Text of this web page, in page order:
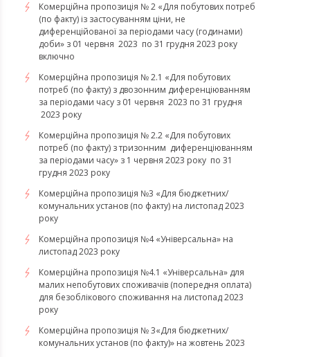
Комерційна пропозиція № 2 «Для побутових потреб
(по факту) із застосуванням ціни, не
диференційованої за періодами часу (годинами)
доби» з 01 червня 2023 по 31 грудня 2023 року
включно
Комерційна пропозиція № 2.1 «Для побутових
потреб (по факту) з двозонним диференціюванням
за періодами часу з 01 червня 2023 по 31 грудня
2023 року
Комерційна пропозиція № 2.2 «Для побутових
потреб (по факту) з тризонним диференціюванням
за періодами часу» з 1 червня 2023 року по 31
грудня 2023 року
Комерційна пропозиція №3 «Для бюджетних/
комунальних установ (по факту) на листопад 2023
року
Комерційна пропозиція №4 «Універсальна» на
листопад 2023 року
Комерційна пропозиція №4.1 «Універсальна» для
малих непобутових споживачів (попередня оплата)
для безоблікового споживання на листопад 2023
року
Комерційна пропозиція № 3«Для бюджетних/
комунальних установ (по факту)» на жовтень 2023